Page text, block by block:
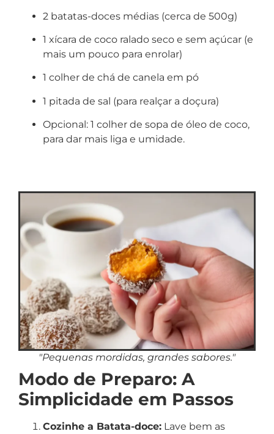
2 batatas-doces médias (cerca de 500g)
1 xícara de coco ralado seco e sem açúcar (e
mais um pouco para enrolar)
1 colher de chá de canela em pó
1 pitada de sal (para realçar a doçura)
Opcional: 1 colher de sopa de óleo de coco,
para dar mais liga e umidade.
"Pequenas mordidas, grandes sabores."
Modo de Preparo: A
Simplicidade em Passos
Cozinhe a Batata-doce: Lave bem as